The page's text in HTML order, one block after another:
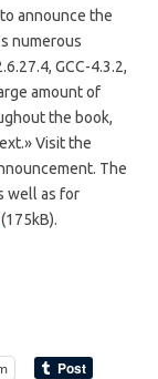
announce the
numerous
GCC-4.3.2,
amount of
the book,
» Visit the
The
well as for
(175kB).